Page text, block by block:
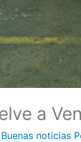
a
Buenas noticias